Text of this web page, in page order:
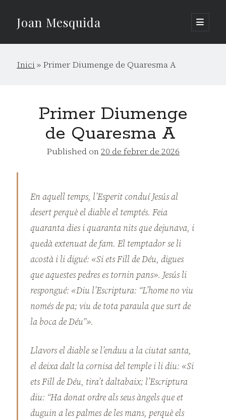
Joan Mesquida
open
primary
Sidebar
Cerca
Inici » Primer Diumenge de Quaresma A
Primer Diumenge
de Quaresma A
Published on20 de febrer de 2026
En aquell temps, l’Esperit conduí Jesús al
desert perquè el diable el temptés. Feia
quaranta dies i quaranta nits que dejunava, i
quedà extenuat de fam. El temptador se li
acostà i li digué: «Si ets Fill de Déu, digues
que aquestes pedres es tornin pans». Jesús li
respongué: «Diu l’Escriptura: “L’home no viu
només de pa; viu de tota paraula que surt de
la boca de Déu”».
Llavors el diable se l’enduu a la ciutat santa,
el deixa dalt la cornisa del temple i li diu: «Si
ets Fill de Déu, tira’t daltabaix; l’Escriptura
diu: “Ha donat ordre als seus àngels que et
duguin a les palmes de les mans, perquè els